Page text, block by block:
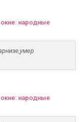
окне: народные
окне: народные